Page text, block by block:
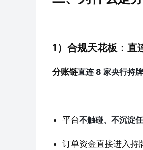
1）合规天花板：直
分账链直连 8 家央行持
平台不触碰、不沉淀
订单资金直接进入持